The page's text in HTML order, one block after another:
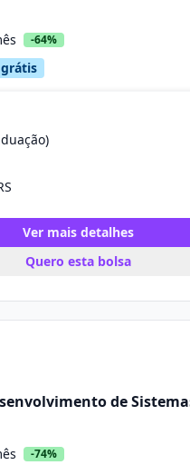
-64%
Ver mais detalhes
Quero esta bolsa
de
-74%